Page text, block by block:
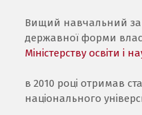
Вищий навчальний
державної форми
Міністерству освіти і
в 2010 році отримав
національного